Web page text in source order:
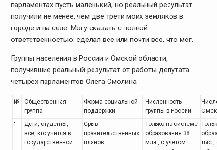
парламентах пусть маленький, но реальный результат
получили не менее, чем две трети моих земляков в
городе и на селе. Могу сказать с полной
ответственностью: сделал всё или почти всё, что мог.
Группы населения в России и Омской области,
получившие реальный результатот работы депутата
четырех парламентов Олега Смолина
№
Общественная
группа
Форма социальной
поддержки
Численность
группы в России
1
Дети, студенты,
все, кто учится в
государственной
Срыв
правительственных
планов
Только по системе
образования 38
млн., с учетом
тыс.,